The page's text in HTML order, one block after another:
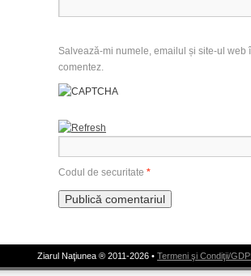
Salvează-mi numele, emailul și site-ul
comentez.
Codul de securitate *
Ziarul Naţiunea ® 2011-2026 • Termeni şi Condiţii/